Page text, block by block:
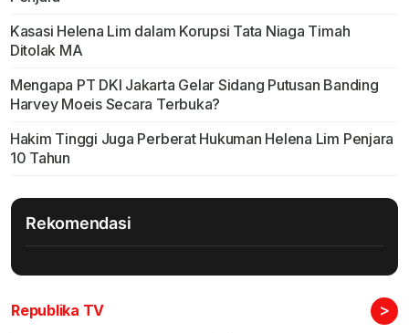
Kasasi Helena Lim dalam Korupsi Tata Niaga Timah
Ditolak MA
Mengapa PT DKI Jakarta Gelar Sidang Putusan Banding
Harvey Moeis Secara Terbuka?
Hakim Tinggi Juga Perberat Hukuman Helena Lim Penjara
10 Tahun
Rekomendasi
Republika TV >